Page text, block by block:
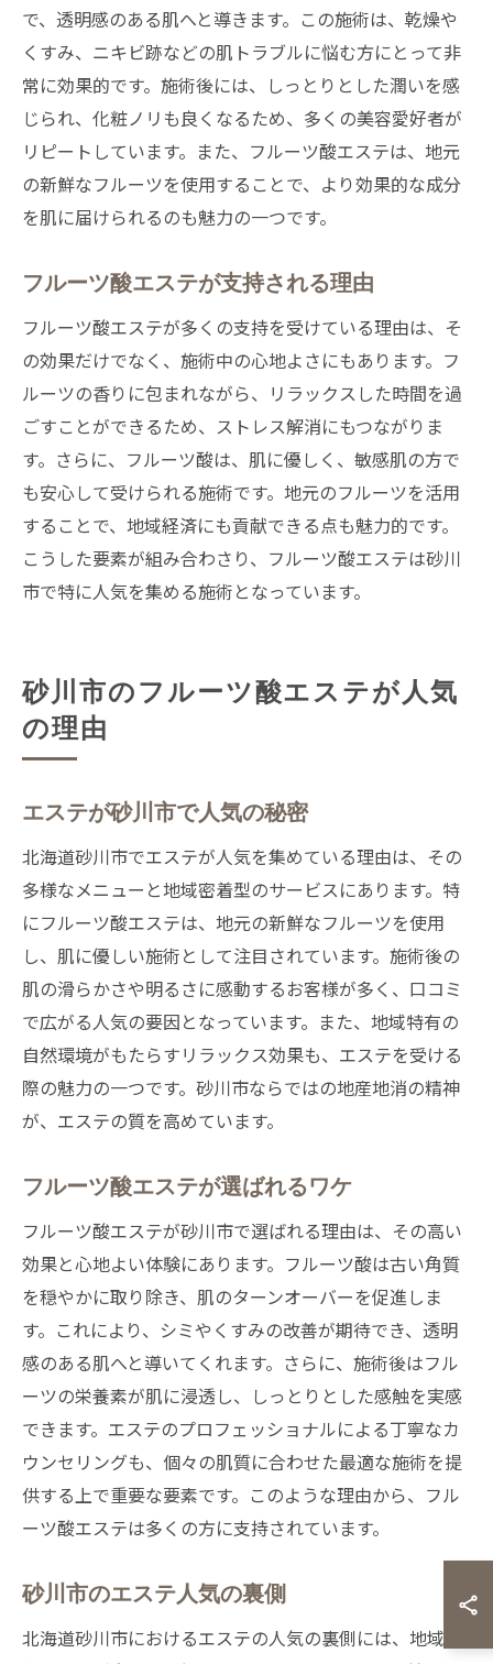
で、透明感のある肌へと導きます。この施術は、乾燥や
くすみ、ニキビ跡などの肌トラブルに悩む方にとって非
常に効果的です。施術後には、しっとりとした潤いを感
じられ、化粧ノリも良くなるため、多くの美容愛好者が
リピートしています。また、フルーツ酸エステは、地元
の新鮮なフルーツを使用することで、より効果的な成分
を肌に届けられるのも魅力の一つです。
フルーツ酸エステが支持される理由
フルーツ酸エステが多くの支持を受けている理由は、そ
の効果だけでなく、施術中の心地よさにもあります。フ
ルーツの香りに包まれながら、リラックスした時間を過
ごすことができるため、ストレス解消にもつながりま
す。さらに、フルーツ酸は、肌に優しく、敏感肌の方で
も安心して受けられる施術です。地元のフルーツを活用
することで、地域経済にも貢献できる点も魅力的です。
こうした要素が組み合わさり、フルーツ酸エステは砂川
市で特に人気を集める施術となっています。
砂川市のフルーツ酸エステが人気
の理由
エステが砂川市で人気の秘密
北海道砂川市でエステが人気を集めている理由は、その
多様なメニューと地域密着型のサービスにあります。特
にフルーツ酸エステは、地元の新鮮なフルーツを使用
し、肌に優しい施術として注目されています。施術後の
肌の滑らかさや明るさに感動するお客様が多く、口コミ
で広がる人気の要因となっています。また、地域特有の
自然環境がもたらすリラックス効果も、エステを受ける
際の魅力の一つです。砂川市ならではの地産地消の精神
が、エステの質を高めています。
フルーツ酸エステが選ばれるワケ
フルーツ酸エステが砂川市で選ばれる理由は、その高い
効果と心地よい体験にあります。フルーツ酸は古い角質
を穏やかに取り除き、肌のターンオーバーを促進しま
す。これにより、シミやくすみの改善が期待でき、透明
感のある肌へと導いてくれます。さらに、施術後はフル
ーツの栄養素が肌に浸透し、しっとりとした感触を実感
できます。エステのプロフェッショナルによる丁寧なカ
ウンセリングも、個々の肌質に合わせた最適な施術を提
供する上で重要な要素です。このような理由から、フル
ーツ酸エステは多くの方に支持されています。
砂川市のエステ人気の裏側
北海道砂川市におけるエステの人気の裏側には、地域特